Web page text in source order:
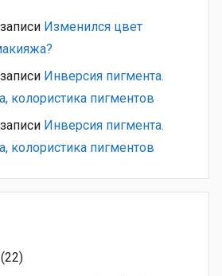
Изменился цвет
Инверсия пигмента.
колористика пигментов
Инверсия пигмента.
колористика пигментов
(22)